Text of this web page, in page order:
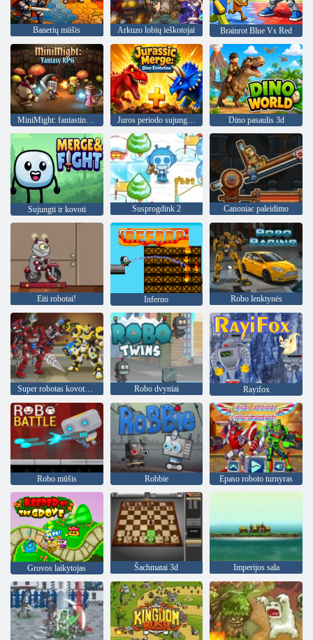
Banerių mūšis Arkuzo lobių ieškotojai Brainrot Blue Vs Red
Juros periodo sujungimas: Dino Evolution Dino pasaulis 3d
Sujungti ir kovoti Susprogdink 2 Canoniac paleidimo
Eiti robotai! Inferno Robo lenktynės
Robo dvyniai Rayifox
Robo mūšis Robbie Epaso roboto turnyras
Grovos laikytojas Šachmatai 3d Imperijos sala